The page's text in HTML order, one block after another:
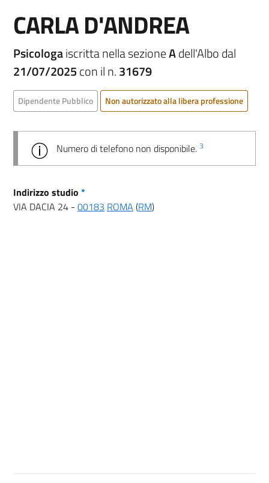
CARLA D'ANDREA
Psicologaiscritta nella sezioneAdell'Albo dal
21/07/2025con il n.31679
Dipendente Pubblico Non autorizzato alla libera professione
Numero di telefono non disponibile. 3
Indirizzo studio *
VIA DACIA 24 - 00183 ROMA (RM)